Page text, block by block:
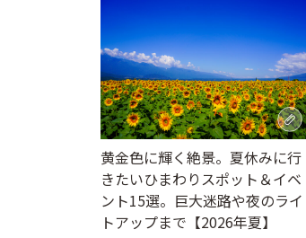
黄金色に輝く絶景。夏休みに行
きたいひまわりスポット＆イベ
ント15選。巨大迷路や夜のライ
トアップまで【2026年夏】